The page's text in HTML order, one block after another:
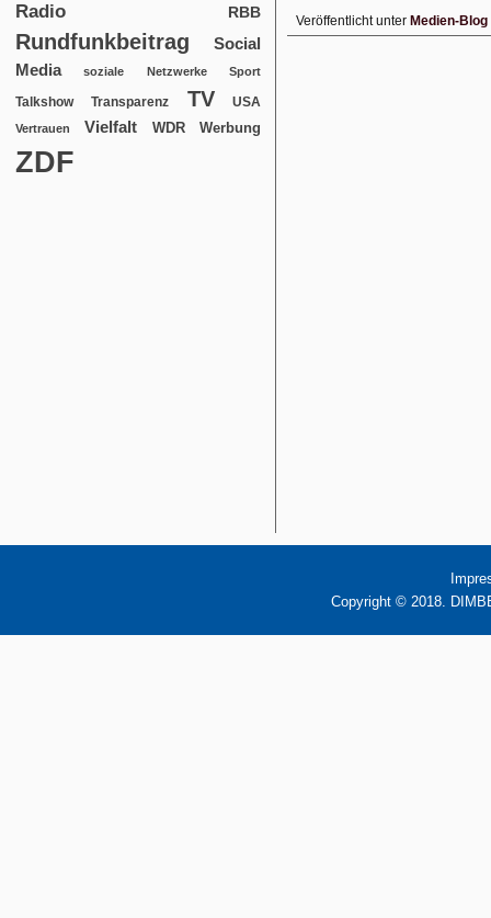
Radio RBB
Rundfunkbeitrag
Social
Media
soziale Netzwerke Sport
Talkshow Transparenz TV USA
Vertrauen Vielfalt WDR Werbung
ZDF
Veröffentlicht unter Medien-Blog
Copyright © 2018.